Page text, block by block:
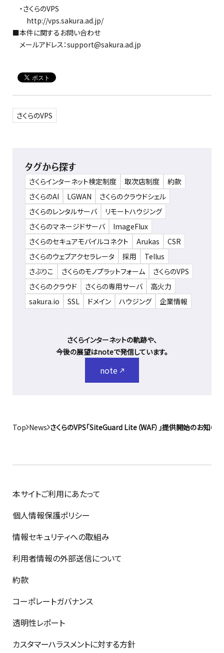
・さくらのVPS
http://vps.sakura.ad.jp/
■本件に関するお問い合わせ
メールアドレス：support@sakura.ad.jp
さくらのVPS
タグから探す
さくらインターネット検定制度 取次店制度
約款
さくらのAI
LGWAN
さくらのクラウドシェル
さくらのレンタルサーバ
リモートハウジング
さくらのマネージドサーバ
ImageFlux
さくらのセキュアモバイルコネクト
Arukas
CSR
さくらのウェブアクセラレータ
採用
Tellus
さぶりこ
さくらのモノプラットフォーム
さくらのVPS
さくらのクラウド
さくらの専用サーバ
高火力
sakura.io
SSL ドメイン ハウジング 企業情報
さくらインターネットの軌跡や、
今後の展望はnoteで発信しています。
note
Top News さくらのVPS「SiteGuard Lite（WAF）」提供開始のお知らせ
本サイトご利用にあたって
個人情報保護ポリシー
情報セキュリティへの取組み
利用者情報の外部送信について
約款
コーポレートガバナンス
透明性レポート
カスタマーハラスメントに対する方針